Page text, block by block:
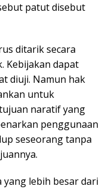
patut disebut
ditarik secara
Kebijakan dapat
diuji. Namun hak
untuk
naratif yang
penggunaan
seseorang tanpa
lebih besar dari